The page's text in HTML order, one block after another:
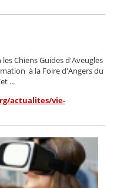
les Chiens Guides d'Aveugles
à la Foire d'Angers du
...
actualites/vie-